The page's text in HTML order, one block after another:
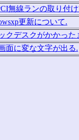
無線ランの取り付
更新について.
クデスクがかかった
面に変な文字が出る.